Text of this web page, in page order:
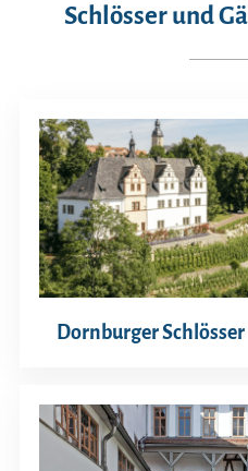
Schlösser und
Dornburger Schlösser